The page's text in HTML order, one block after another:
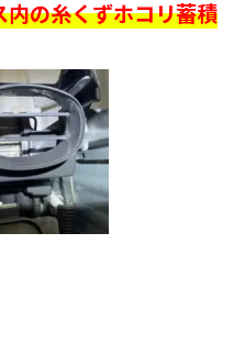
の糸くずホコリ蓄積